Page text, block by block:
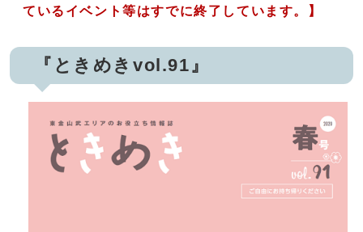
ているイベント等はすでに終了しています。】
『ときめきvol.91』